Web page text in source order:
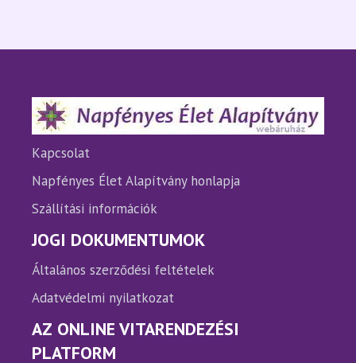
Kapcsolat
Napfényes Élet Alapítvány honlapja
Szállítási információk
JOGI DOKUMENTUMOK
Általános szerződési feltételek
Adatvédelmi nyilatkozat
AZ ONLINE VITARENDEZÉSI
PLATFORM